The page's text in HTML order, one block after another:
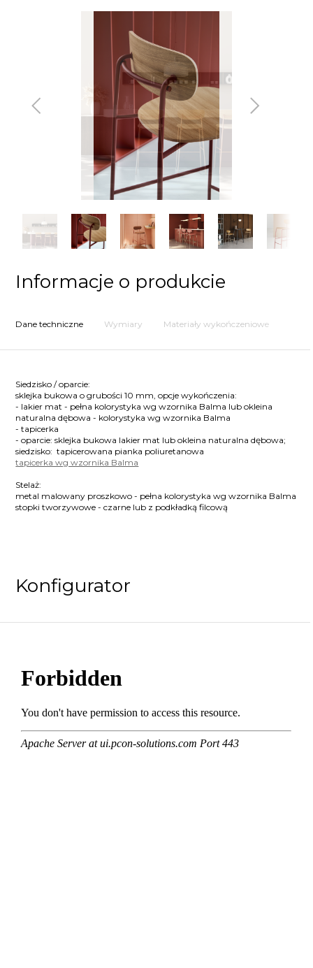
Poprzedni Następny
Informacje o produkcie
Dane techniczne Wymiary Materiały wykończeniowe
Siedzisko / oparcie:
sklejka bukowa o grubości 10 mm, opcje wykończenia:
- lakier mat - pełna kolorystyka wg wzornika Balma lub okleina
naturalna dębowa - kolorystyka wg wzornika Balma
- tapicerka
- oparcie: sklejka bukowa lakier mat lub okleina naturalna dębowa;
siedzisko: tapicerowana pianka poliuretanowa
tapicerka wg wzornika Balma
Stelaż:
metal malowany proszkowo - pełna kolorystyka wg wzornika Balma
stopki tworzywowe - czarne lub z podkładką filcową
Konfigurator